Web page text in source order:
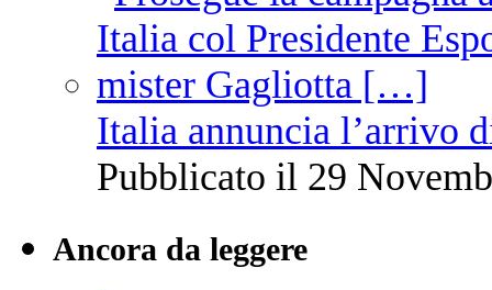
Italia annuncia l’arrivo
Pubblicato il 29
Ancora da leggere